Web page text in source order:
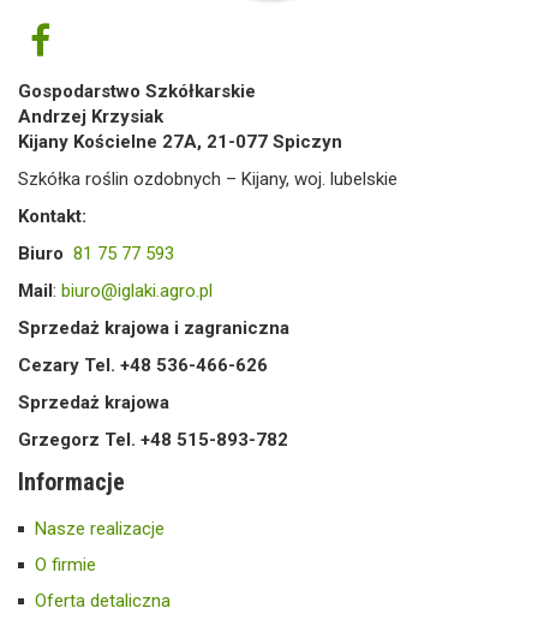
Gospodarstwo Szkółkarskie
Andrzej Krzysiak
Kijany Kościelne 27A, 21-077 Spiczyn
Szkółka roślin ozdobnych – Kijany, woj. lubelskie
Kontakt:
Biuro 81 75 77 593
Mail : biuro@iglaki.agro.pl
Sprzedaż krajowa i zagraniczna
Cezary Tel. +48 536-466-626
Sprzedaż krajowa
Grzegorz Tel. +48 515-893-782
Informacje
Nasze realizacje
O firmie
Oferta detaliczna